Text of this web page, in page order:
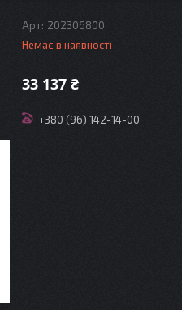
202306800
Немає в наявності
33 137 ₴
+380 (96) 142-14-00